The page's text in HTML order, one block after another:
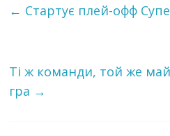
← Cтартує плей-офф
Ті ж команди, той же
гра →